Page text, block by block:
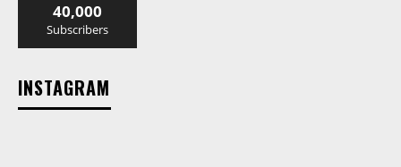
40,000
Subscribers
INSTAGRAM